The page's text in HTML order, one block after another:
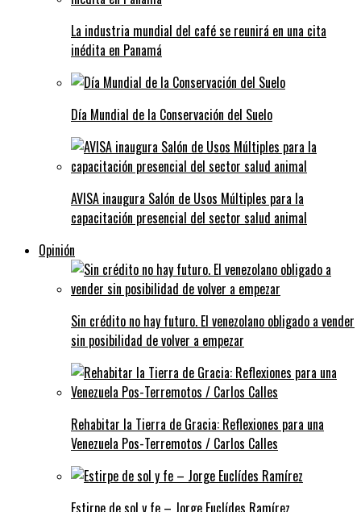
La industria mundial del café se reunirá en una cita
inédita en Panamá
Día Mundial de la Conservación del Suelo
AVISA inaugura Salón de Usos Múltiples para la
capacitación presencial del sector salud animal
Opinión
Sin crédito no hay futuro. El venezolano obligado a vender
sin posibilidad de volver a empezar
Rehabitar la Tierra de Gracia: Reflexiones para una
Venezuela Pos-Terremotos / Carlos Calles
Estirpe de sol y fe – Jorge Euclídes Ramírez